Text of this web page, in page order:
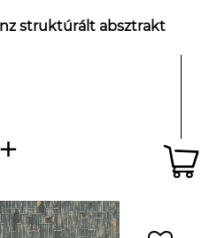
struktúrált absztrakt